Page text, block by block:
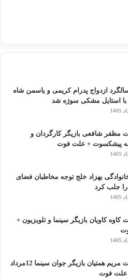
ازدواج پدرام کریمی و یاسمن شاه‌
استایل مشکی سوژه شد
مظفر شافعی بازیگر کارگردان و
پیشکسوت + علت فوت
بهزاد خلج توجه مخاطبان فضای
جلب کرد
کاویان بازیگر سینما و تلویزیون +
درگذشت مریم همتیان بازیگر جوان سینما 12مرداد